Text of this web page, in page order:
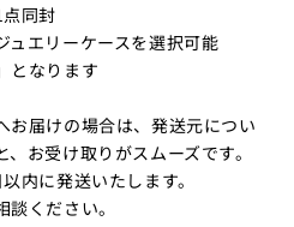
同封
ュエリーケースを選択可能
となります
お届けの場合は、発送元につい
お受け取りがスムーズです。
内に発送いたします。
ください。